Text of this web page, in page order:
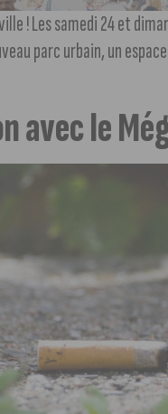
! Les samedi 24 et
parc urbain, un
avec le